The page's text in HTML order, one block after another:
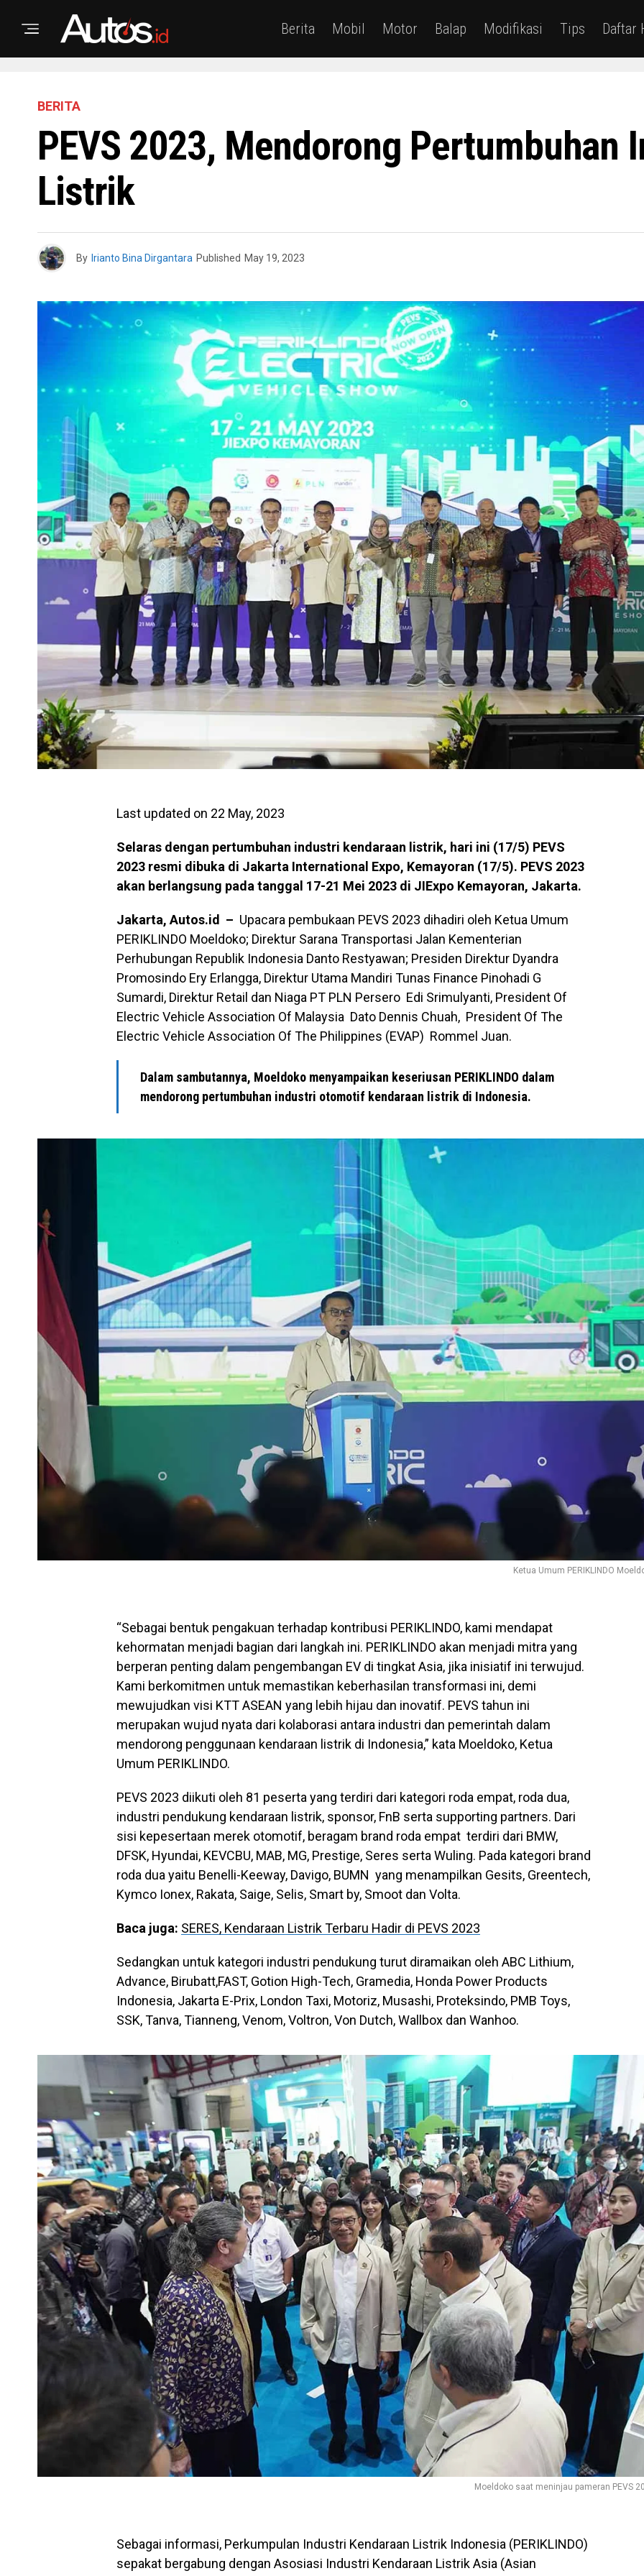
Berita Mobil Motor Balap Modifikasi Tips Daftar
BERITA
PEVS 2023, Mendorong Pertumbuhan
Listrik
By Irianto Bina Dirgantara Published May 19, 2023
Last updated on 22 May, 2023
Selaras dengan pertumbuhan industri kendaraan listrik, hari ini (17/5) PEVS
2023 resmi dibuka di Jakarta International Expo, Kemayoran (17/5). PEVS 2023
akan berlangsung pada tanggal 17-21 Mei 2023 di JIExpo Kemayoran, Jakarta.
Jakarta, Autos.id – Upacara pembukaan PEVS 2023 dihadiri oleh Ketua Umum
PERIKLINDO Moeldoko; Direktur Sarana Transportasi Jalan Kementerian
Perhubungan Republik Indonesia Danto Restyawan; Presiden Direktur Dyandra
Promosindo Ery Erlangga, Direktur Utama Mandiri Tunas Finance Pinohadi G
Sumardi, Direktur Retail dan Niaga PT PLN Persero Edi Srimulyanti, President Of
Electric Vehicle Association Of Malaysia Dato Dennis Chuah, President Of The
Electric Vehicle Association Of The Philippines (EVAP) Rommel Juan.
Dalam sambutannya, Moeldoko menyampaikan keseriusan PERIKLINDO dalam
mendorong pertumbuhan industri otomotif kendaraan listrik di Indonesia.
Ketua Umum PERIKLINDO
“Sebagai bentuk pengakuan terhadap kontribusi PERIKLINDO, kami mendapat
kehormatan menjadi bagian dari langkah ini. PERIKLINDO akan menjadi mitra yang
berperan penting dalam pengembangan EV di tingkat Asia, jika inisiatif ini terwujud.
Kami berkomitmen untuk memastikan keberhasilan transformasi ini, demi
mewujudkan visi KTT ASEAN yang lebih hijau dan inovatif. PEVS tahun ini
merupakan wujud nyata dari kolaborasi antara industri dan pemerintah dalam
mendorong penggunaan kendaraan listrik di Indonesia,” kata Moeldoko, Ketua
Umum PERIKLINDO.
PEVS 2023 diikuti oleh 81 peserta yang terdiri dari kategori roda empat, roda dua,
industri pendukung kendaraan listrik, sponsor, FnB serta supporting partners. Dari
sisi kepesertaan merek otomotif, beragam brand roda empat terdiri dari BMW,
DFSK, Hyundai, KEVCBU, MAB, MG, Prestige, Seres serta Wuling. Pada kategori brand
roda dua yaitu Benelli-Keeway, Davigo, BUMN yang menampilkan Gesits, Greentech,
Kymco Ionex, Rakata, Saige, Selis, Smart by, Smoot dan Volta.
Baca juga: SERES, Kendaraan Listrik Terbaru Hadir di PEVS 2023
Sedangkan untuk kategori industri pendukung turut diramaikan oleh ABC Lithium,
Advance, Birubatt,FAST, Gotion High-Tech, Gramedia, Honda Power Products
Indonesia, Jakarta E-Prix, London Taxi, Motoriz, Musashi, Proteksindo, PMB Toys,
SSK, Tanva, Tianneng, Venom, Voltron, Von Dutch, Wallbox dan Wanhoo.
Moeldoko saat meninjau pameran PEVS
Sebagai informasi, Perkumpulan Industri Kendaraan Listrik Indonesia (PERIKLINDO)
sepakat bergabung dengan Asosiasi Industri Kendaraan Listrik Asia (Asian